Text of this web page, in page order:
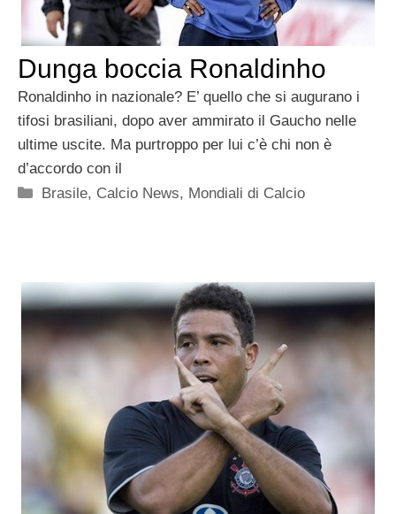
Dunga boccia Ronaldinho
Ronaldinho in nazionale? E’ quello che si augurano i
tifosi brasiliani, dopo aver ammirato il Gaucho nelle
ultime uscite. Ma purtroppo per lui c’è chi non è
d’accordo con il
Categorie
Brasile, Calcio News, Mondiali di Calcio